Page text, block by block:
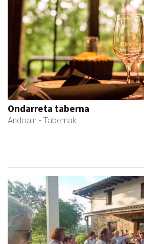
Stop liburu-denda
Andoain - Liburu-dendak
Previous